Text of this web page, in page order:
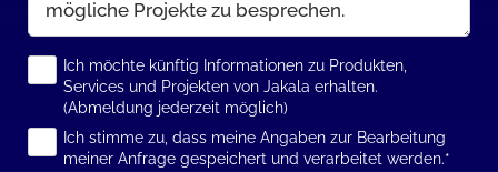
Ich möchte künftig Informationen zu Produkten,
Services und Projekten von Jakala erhalten.
(Abmeldung jederzeit möglich)
Ich stimme zu, dass meine Angaben zur Bearbeitung
meiner Anfrage gespeichert und verarbeitet werden.*